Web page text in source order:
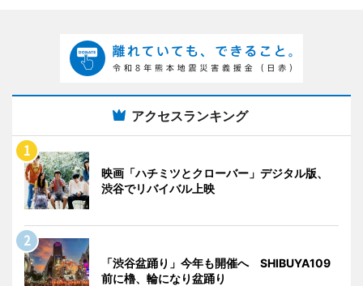
アクセスランキング
映画「ハチミツとクローバー」デジタル版、
渋谷でリバイバル上映
「渋谷盆踊り」今年も開催へ SHIBUYA109
前に櫓、輪になり盆踊り